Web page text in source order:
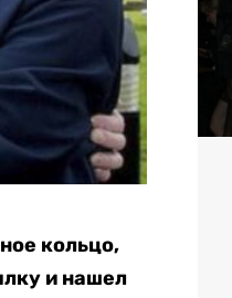
кольцо,
и нашел